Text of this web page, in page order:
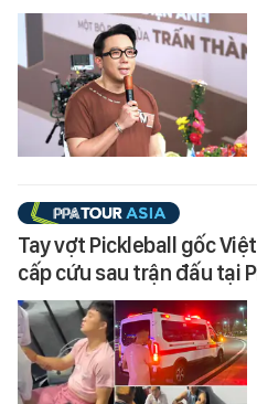
Tay vợt Pickleball gốc
cấp cứu sau trận đấu tại